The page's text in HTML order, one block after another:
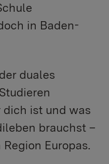
in Baden-
duales
ist und was
brauchst –
Europas.